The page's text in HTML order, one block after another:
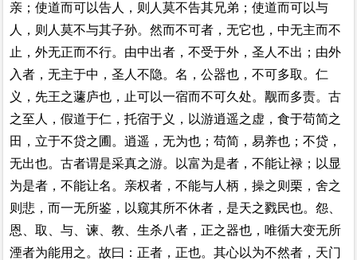
亲；使道而可以告人，则人莫不告其兄弟；使道而可以与
人，则人莫不与其子孙。然而不可者，无它也，中无主而不
止，外无正而不行。由中出者，不受于外，圣人不出；由外
入者，无主于中，圣人不隐。名，公器也，不可多取。仁
义，先王之蘧庐也，止可以一宿而不可久处。觏而多责。古
之至人，假道于仁，托宿于义，以游逍遥之虚，食于苟简之
田，立于不贷之圃。逍遥，无为也；苟简，易养也；不贷，
无出也。古者谓是采真之游。以富为是者，不能让禄；以显
为是者，不能让名。亲权者，不能与人柄，操之则栗，舍之
则悲，而一无所鉴，以窥其所不休者，是天之戮民也。怨、
恩、取、与、谏、教、生杀八者，正之器也，唯循大变无所
湮者为能用之。故曰：正者，正也。其心以为不然者，天门